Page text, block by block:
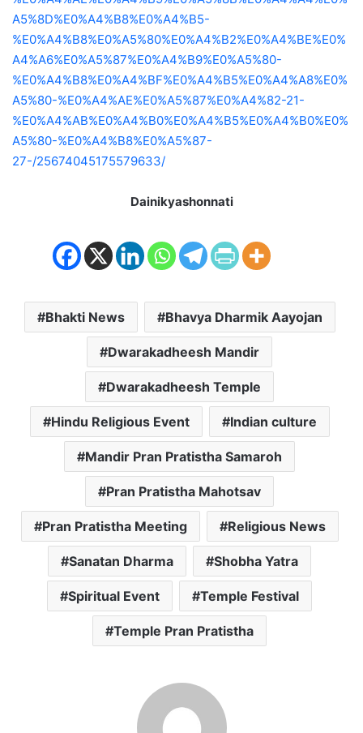
A5%8D%E0%A4%B8%E0%A4%B5-
%E0%A4%B8%E0%A5%80%E0%A4%B2%E0%A4%BE%E0%
A4%A6%E0%A5%87%E0%A4%B9%E0%A5%80-
%E0%A4%B8%E0%A4%BF%E0%A4%B5%E0%A4%A8%E0%
A5%80-%E0%A4%AE%E0%A5%87%E0%A4%82-21-
%E0%A4%AB%E0%A4%B0%E0%A4%B5%E0%A4%B0%E0%
A5%80-%E0%A4%B8%E0%A5%87-
27-/25674045175579633/
Dainikyashonnati
Bhakti News Bhavya Dharmik Aayojan
Dwarakadheesh Mandir
Dwarakadheesh Temple
Hindu Religious Event Indian culture
Mandir Pran Pratistha Samaroh
Pran Pratistha Mahotsav
Pran Pratistha Meeting Religious News
Sanatan Dharma Shobha Yatra
Spiritual Event Temple Festival
Temple Pran Pratistha